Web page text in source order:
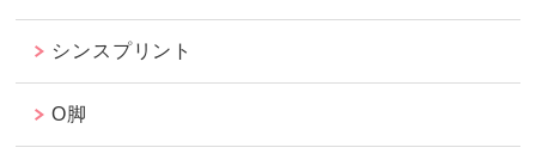
シンスプリント
O脚